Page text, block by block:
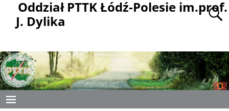
Oddział PTTK Łódź-Polesie im.prof.
J. Dylika